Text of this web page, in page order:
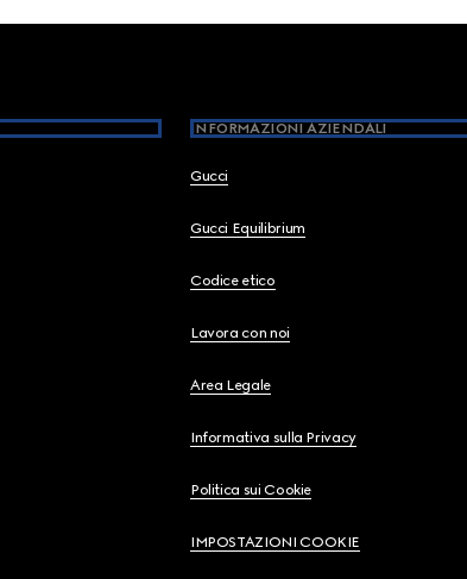
INFORMAZIONI AZIENDALI
Gucci
Gucci Equilibrium
Codice etico
Lavora con noi
Area Legale
Informativa sulla Privacy
Politica sui Cookie
IMPOSTAZIONI COOKIE